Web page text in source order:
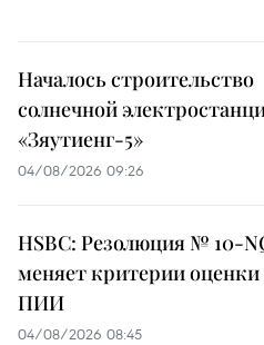
Началось строительство
солнечной
«Зяутиенг-5»
04/08/2026 09:26
HSBC: Резолюция № 10-
меняет критерии оценки
ПИИ
04/08/2026 08:45